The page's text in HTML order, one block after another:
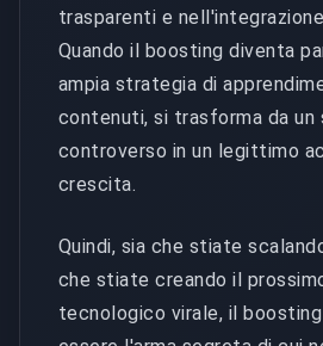
trasparenti e
Quando il boosting diventa
ampia strategia di
contenuti, si trasforma da un
controverso in un legittimo
crescita.
Quindi, sia che stiate
che stiate creando il
tecnologico virale, il